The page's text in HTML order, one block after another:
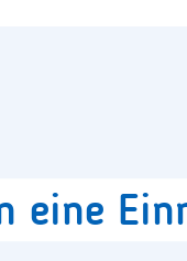
eine